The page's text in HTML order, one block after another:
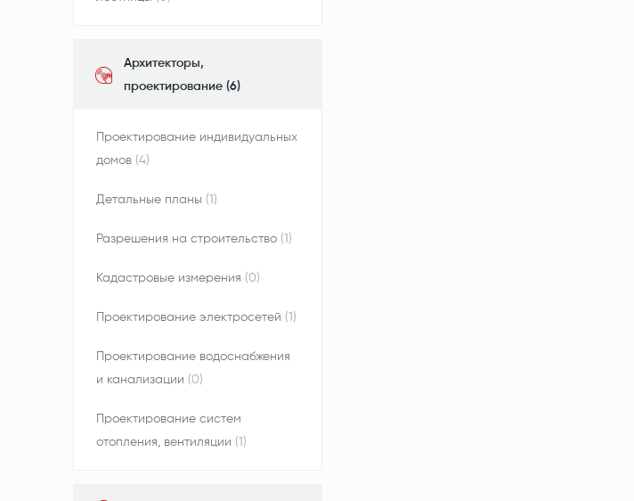
Архитекторы,
проектирование (6)
Проектирование индивидуальных
домов (4)
Детальные планы (1)
Разрешения на строительство (1)
Кадастровые измерения (0)
Проектирование электросетей (1)
Проектирование водоснабжения
и канализации (0)
Проектирование систем
отопления, вентиляции (1)